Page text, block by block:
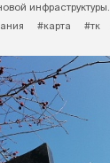
инфраструктуры.
#карта #тк